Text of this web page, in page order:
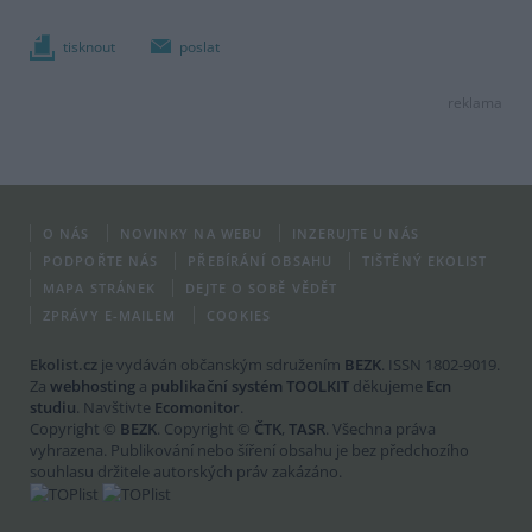
tisknout poslat
reklama
O NÁS NOVINKY NA WEBU
INZERUJTE U NÁS
PODPOŘTE NÁS
PŘEBÍRÁNÍ OBSAHU
TIŠTĚNÝ EKOLIST
MAPA STRÁNEK
DEJTE O SOBĚ VĚDĚT
ZPRÁVY E-MAILEM
COOKIES
Ekolist.cz je vydáván občanským sdružením BEZK. ISSN 1802-9019.
Za webhosting a publikační systém TOOLKIT děkujeme Ecn
studiu. Navštivte Ecomonitor.
Copyright © BEZK. Copyright © ČTK, TASR. Všechna práva
vyhrazena. Publikování nebo šíření obsahu je bez předchozího
souhlasu držitele autorských práv zakázáno.